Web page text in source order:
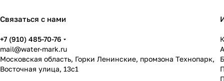
Связаться с нами
+7 (910) 485-70-76
mail@water-mark.ru
Московская область, Горки Ленинские, промзона Технопарк,
Восточная улица, 13с1